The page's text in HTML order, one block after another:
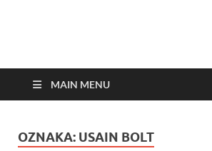
MAIN MENU
OZNAKA: USAIN BOLT